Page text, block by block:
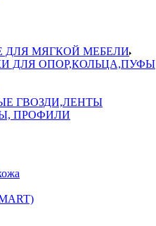
МЯГКОЙ МЕБЕЛИ
ДЛЯ ОПОР,КОЛЬЦА,ПУФЫ
ГВОЗДИ,ЛЕНТЫ
ПРОФИЛИ